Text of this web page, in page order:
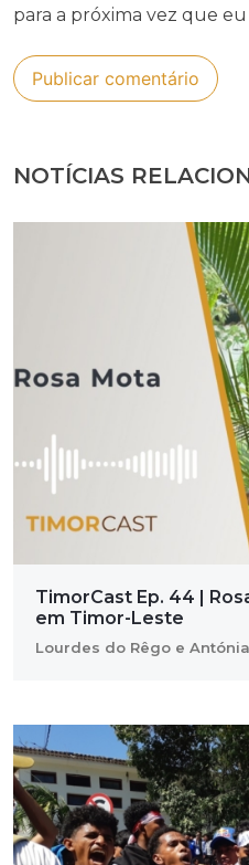
para a próxima vez que
NOTÍCIAS
TimorCast Ep. 44 |
em Timor-Leste
Lourdes do Rêgo e